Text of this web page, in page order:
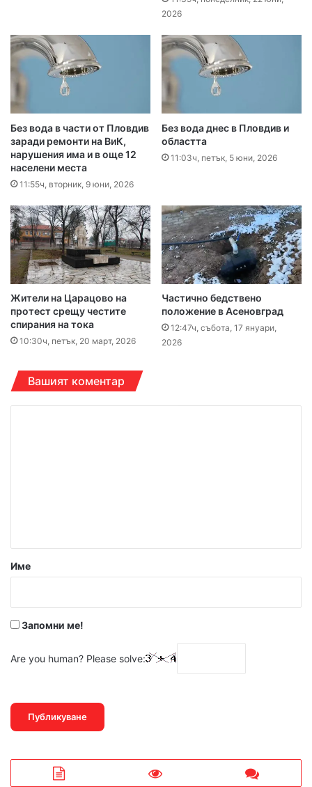
2026
Без вода в части от Пловдив
заради ремонти на ВиК,
нарушения има и в още 12
населени места
11:55ч, вторник, 9 юни, 2026
Без вода днес в Пловдив и
областта
11:03ч, петък, 5 юни, 2026
Жители на Царацово на
протест срещу честите
спирания на тока
10:30ч, петък, 20 март, 2026
Частично бедствено
положение в Асеновград
12:47ч, събота, 17 януари,
2026
Вашият коментар
р
Име
Запомни ме!
Are you human? Please solve: